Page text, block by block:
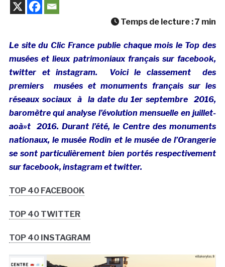
Temps de lecture :7 min
Le site du Clic France publie chaque mois le Top des
musées et lieux patrimoniaux français sur facebook,
twitter et instagram. Voici le classement des
premiers musées et monuments français sur les
réseaux sociaux à la date du 1er septembre 2016,
baromètre qui analyse l’évolution mensuelle en juillet-
aoà»t 2016. Durant l’été, le Centre des monuments
nationaux, le musée Rodin et le musée de l’Orangerie
se sont particulièrement bien portés respectivement
sur facebook, instagram et twitter.
TOP 40 FACEBOOK
TOP 40 TWITTER
TOP 40 INSTAGRAM